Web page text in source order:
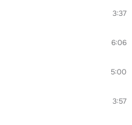
3:37
6:06
5:00
3:57